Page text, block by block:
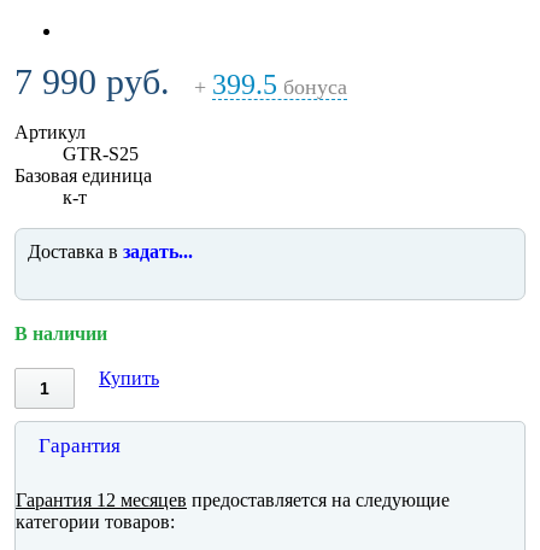
7 990 руб. + 399.5 бонуса
Артикул
GTR-S25
Базовая единица
к-т
Доставка в задать...
В наличии
Купить
Гарантия
Гарантия 12 месяцев предоставляется на следующие
категории товаров: